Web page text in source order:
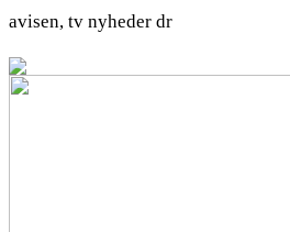
avisen, tv nyheder dr